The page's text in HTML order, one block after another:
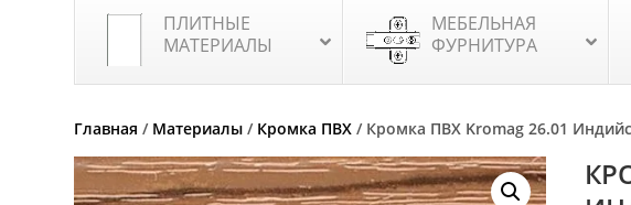
ПЛИТНЫЕ
МАТЕРИАЛЫ
МЕБЕЛЬНАЯ
ФУРНИТУРА
Главная / Материалы / Кромка ПВХ / Кромка ПВХ Kromag 26.01